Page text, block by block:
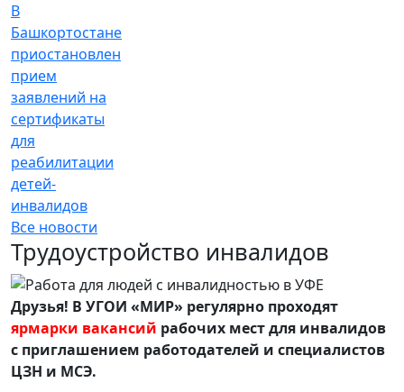
В
Башкортостане
приостановлен
прием
заявлений на
сертификаты
для
реабилитации
детей-
инвалидов
Все новости
Трудоустройство инвалидов
Друзья! В УГОИ «МИР» регулярно проходят
ярмарки вакансий рабочих мест для инвалидов
с приглашением работодателей и специалистов
ЦЗН и МСЭ.